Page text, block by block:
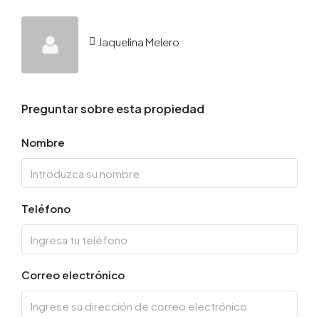
Jaquelina Melero
Preguntar sobre esta propiedad
Nombre
Teléfono
Correo electrónico